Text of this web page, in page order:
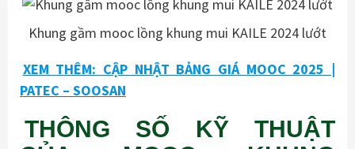
Khung gầm mooc lồng khung mui KAILE 2024 lướt
XEM THÊM: CẬP NHẬT BẢNG GIÁ MOOC 2025 |
PATEC – SOOSAN
THÔNG SỐ KỸ THUẬT